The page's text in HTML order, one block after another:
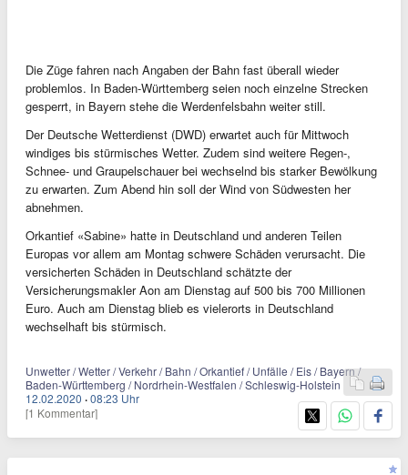
Die Züge fahren nach Angaben der Bahn fast überall wieder
problemlos. In Baden-Württemberg seien noch einzelne Strecken
gesperrt, in Bayern stehe die Werdenfelsbahn weiter still.
Der Deutsche Wetterdienst (DWD) erwartet auch für Mittwoch
windiges bis stürmisches Wetter. Zudem sind weitere Regen-,
Schnee- und Graupelschauer bei wechselnd bis starker Bewölkung
zu erwarten. Zum Abend hin soll der Wind von Südwesten her
abnehmen.
Orkantief «Sabine» hatte in Deutschland und anderen Teilen
Europas vor allem am Montag schwere Schäden verursacht. Die
versicherten Schäden in Deutschland schätzte der
Versicherungsmakler Aon am Dienstag auf 500 bis 700 Millionen
Euro. Auch am Dienstag blieb es vielerorts in Deutschland
wechselhaft bis stürmisch.
Unwetter / Wetter / Verkehr / Bahn / Orkantief / Unfälle / Eis / Bayern /
Baden-Württemberg / Nordrhein-Westfalen / Schleswig-Holstein
12.02.2020 ·08:23 Uhr
[1 Kommentar]